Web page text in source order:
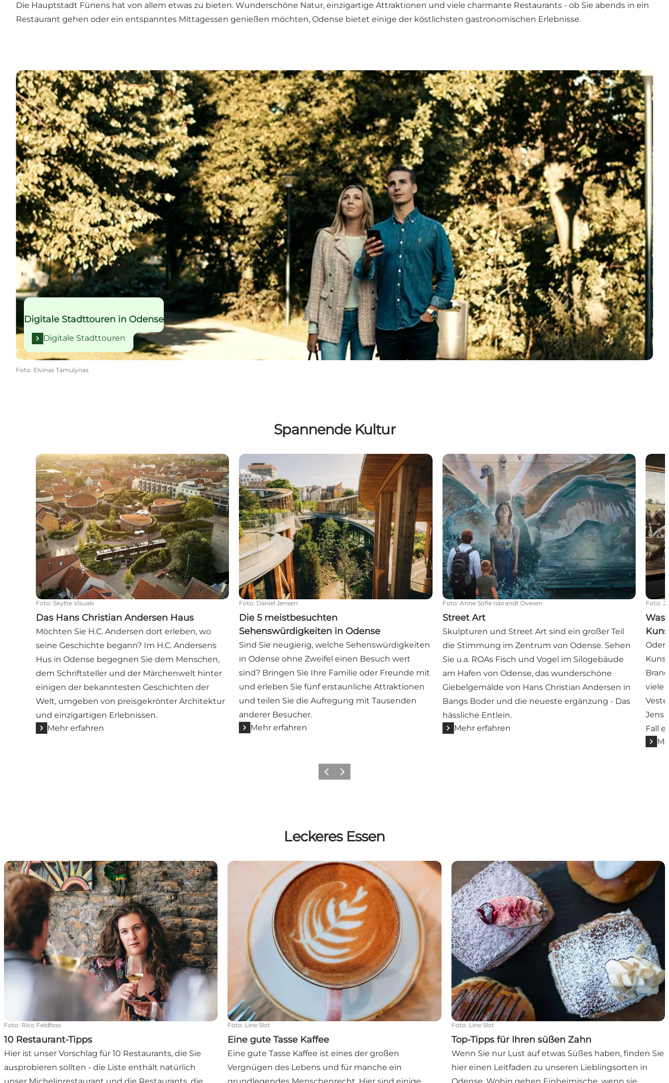
Die Hauptstadt Fünens hat von allem etwas zu bieten. Wunderschöne Natur, einzigartige Attraktionen und viele charmante Restaurants - ob Sie abends in ein
Restaurant gehen oder ein entspanntes Mittagessen genießen möchten, Odense bietet einige der köstlichsten gastronomischen Erlebnisse.
Digitale Stadttouren
Digitale Stadttouren in Odense
Digitale Stadttouren
Foto: Elvinas Tamulynas
Spannende Kultur
Das Hans Christian Andersen Haus
Foto: Skytte Visuals
Das Hans Christian Andersen Haus
Möchten Sie H.C. Andersen dort erleben, wo
seine Geschichte begann? Im H.C. Andersens
Hus in Odense begegnen Sie dem Menschen,
dem Schriftsteller und der Märchenwelt hinter
einigen der bekanntesten Geschichten der
Welt, umgeben von preisgekrönter Architektur
und einzigartigen Erlebnissen.
Mehr erfahren
Die 5 meistbesuchten Sehenswürdigkeiten in Odense
Foto: Daniel Jensen
Die 5 meistbesuchten
Sehenswürdigkeiten in Odense
Sind Sie neugierig, welche Sehenswürdigkeiten
in Odense ohne Zweifel einen Besuch wert
sind? Bringen Sie Ihre Familie oder Freunde mit
und erleben Sie fünf erstaunliche Attraktionen
und teilen Sie die Aufregung mit Tausenden
anderer Besucher.
Mehr erfahren
Street Art
Foto: Anne Sofie Isbrandt Ovesen
Street Art
Skulpturen und Street Art sind ein großer Teil
die Stimmung im Zentrum von Odense. Sehen
Sie u.a. ROAs Fisch und Vogel im Silogebäude
am Hafen von Odense, das wunderschöne
Giebelgemälde von Hans Christian Andersen in
Bangs Boder und die neueste ergänzung - Das
hässliche Entlein.
Mehr erfahren
Was
Foto:
Was
viele
Jens
Fall
ZurückWeiter
Leckeres Essen
10 Restaurant-Tipps
Foto: Rico Feldfoss
10 Restaurant-Tipps
Hier ist unser Vorschlag für 10 Restaurants, die Sie
ausprobieren sollten - die Liste enthält natürlich
Eine gute Tasse Kaffee
Foto: Line Slot
Eine gute Tasse Kaffee
Eine gute Tasse Kaffee ist eines der großen
Vergnügen des Lebens und für manche ein
Top-Tipps für Ihren süßen Zahn
Foto: Line Slot
Top-Tipps für Ihren süßen Zahn
Wenn Sie nur Lust auf etwas Süßes haben, finden Sie
hier einen Leitfaden zu unseren Lieblingsorten in